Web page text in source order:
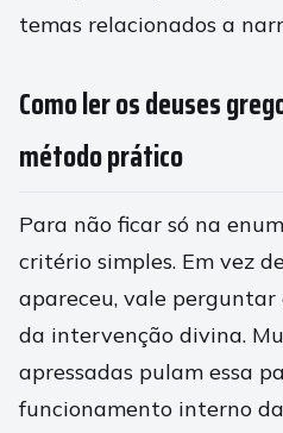
temas relacionados a
Como ler os deuses
método prático
Para não ficar só na
critério simples. Em vez
apareceu, vale perguntar
da intervenção divina.
apressadas pulam essa
funcionamento interno